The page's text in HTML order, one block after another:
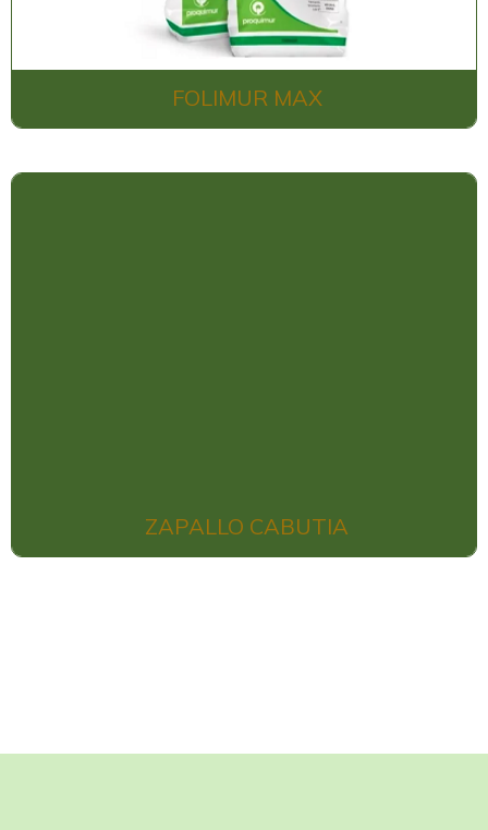
FOLIMUR MAX
ZAPALLO CABUTIA